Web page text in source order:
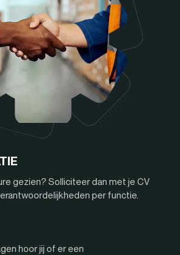
gezien? Solliciteer dan met je CV
per functie.
hoor jij of er een